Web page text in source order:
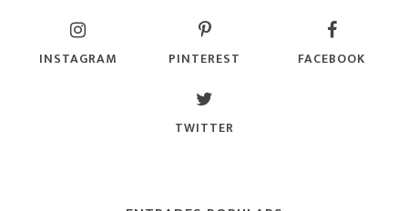
INSTAGRAM PINTEREST FACEBOOK
TWITTER